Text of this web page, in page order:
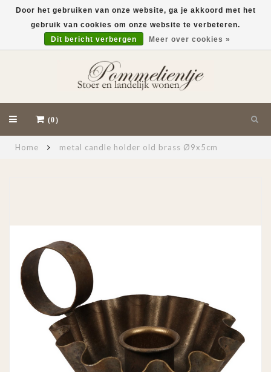
(0)
Home metal candle holder old brass Ø9x5cm
Door het gebruiken van onze website, ga je akkoord met het
gebruik van cookies om onze website te verbeteren.
Dit bericht verbergen
Meer over cookies »